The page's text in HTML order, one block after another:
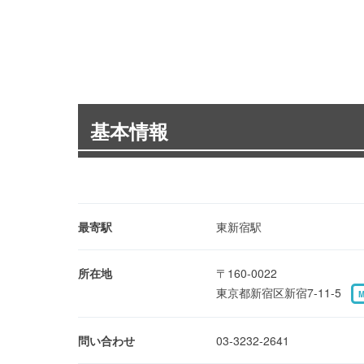
基本情報
最寄駅 東新宿駅
所在地
〒160-0022
東京都新宿区新宿7-11-5
問い合わせ 03-3232-2641